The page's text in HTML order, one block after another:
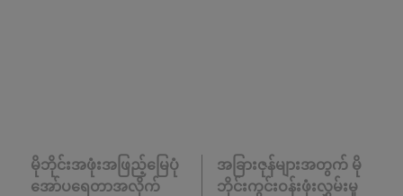
မိုဘိုင်းအဖုံးအဖြည့်မြေပုံ
အော်ပရေတာအလိုက်
အခြားဇုန်များအတွက် မို
ဘိုင်းကွင်းဝန်းဖုံးလွှမ်းမှု